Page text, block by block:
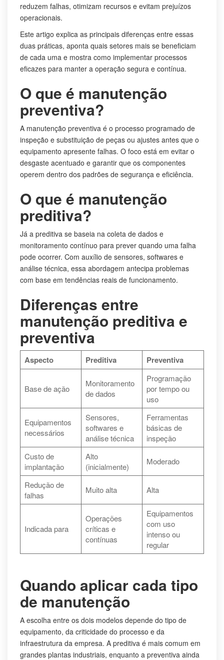
reduzem falhas, otimizam recursos e evitam prejuízos
operacionais.
Este artigo explica as principais diferenças entre essas
duas práticas, aponta quais setores mais se beneficiam
de cada uma e mostra como implementar processos
eficazes para manter a operação segura e contínua.
O que é manutenção
preventiva?
A manutenção preventiva é o processo programado de
inspeção e substituição de peças ou ajustes antes que o
equipamento apresente falhas. O foco está em evitar o
desgaste acentuado e garantir que os componentes
operem dentro dos padrões de segurança e eficiência.
O que é manutenção
preditiva?
Já a preditiva se baseia na coleta de dados e
monitoramento contínuo para prever quando uma falha
pode ocorrer. Com auxílio de sensores, softwares e
análise técnica, essa abordagem antecipa problemas
com base em tendências reais de funcionamento.
Diferenças entre
manutenção preditiva e
preventiva
Aspecto Preditiva Preventiva
Base de ação
Monitoramento
de dados
Programação
por tempo ou
uso
Equipamentos
necessários
Sensores,
softwares e
análise técnica
Ferramentas
básicas de
inspeção
Custo de
implantação
Alto
(inicialmente)
Moderado
Redução de
falhas
Muito alta Alta
Indicada para
Operações
críticas e
contínuas
Equipamentos
com uso
intenso ou
regular
Quando aplicar cada tipo
de manutenção
A escolha entre os dois modelos depende do tipo de
equipamento, da criticidade do processo e da
infraestrutura da empresa. A preditiva é mais comum em
grandes plantas industriais, enquanto a preventiva ainda